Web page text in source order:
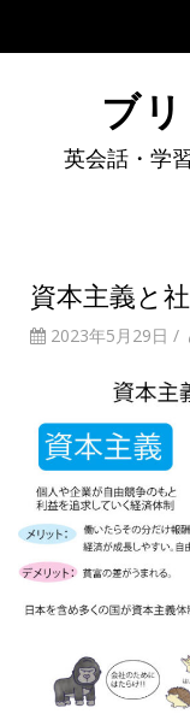
ブ
英会話・学
資本主義と
2023年5月29日 /